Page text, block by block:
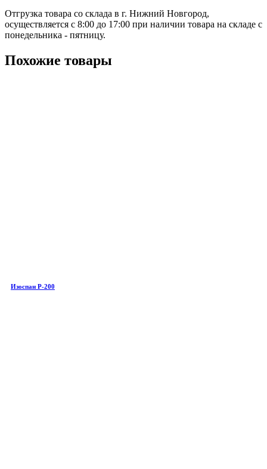
Отгрузка товара со склада в г. Нижний Новгород,
осуществляется с 8:00 до 17:00 при наличии товара на складе с
понедельника - пятницу.
Похожие товары
Изоспан Р-200